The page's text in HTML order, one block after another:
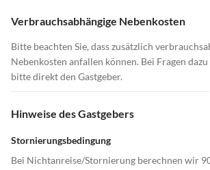
Verbrauchsabhängige Nebenkosten
Bitte beachten Sie, dass zusätzlich
Nebenkosten anfallen können. Bei Fragen
bitte direkt den Gastgeber.
Hinweise des Gastgebers
Stornierungsbedingung
Bei Nichtanreise/Stornierung berechnen wir